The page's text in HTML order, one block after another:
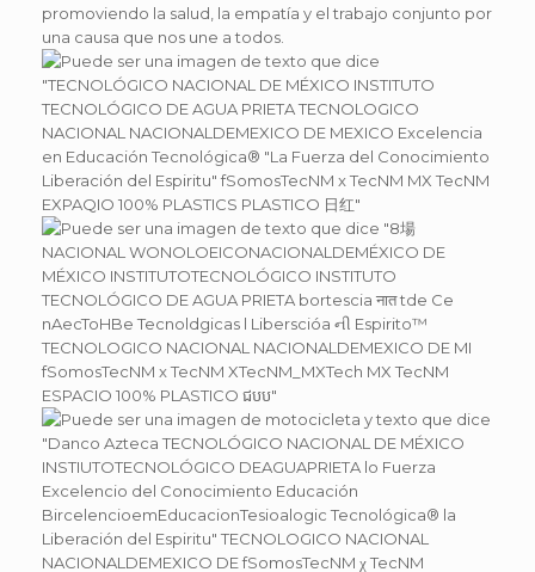
promoviendo la salud, la empatía y el trabajo conjunto por
una causa que nos une a todos.